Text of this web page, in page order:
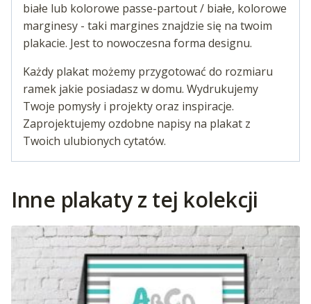
białe lub kolorowe passe-partout / białe, kolorowe
marginesy - taki margines znajdzie się na twoim
plakacie. Jest to nowoczesna forma designu.
Każdy plakat możemy przygotować do rozmiaru
ramek jakie posiadasz w domu. Wydrukujemy
Twoje pomysły i projekty oraz inspiracje.
Zaprojektujemy ozdobne napisy na plakat z
Twoich ulubionych cytatów.
Inne plakaty z tej kolekcji